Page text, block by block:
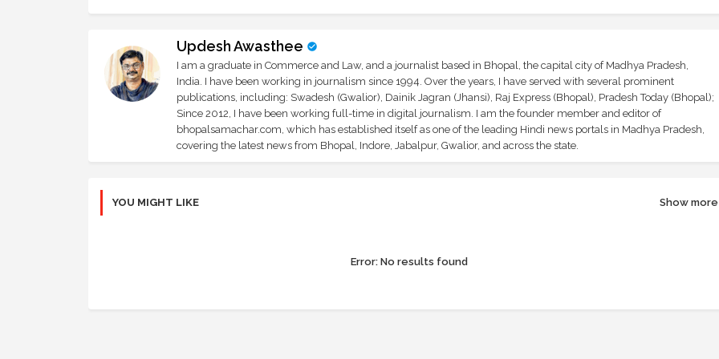
Updesh Awasthee
I am a graduate in Commerce and Law, and a journalist based in Bhopal, the capital city of Madhya Pradesh,
India. I have been working in journalism since 1994. Over the years, I have served with several prominent
publications, including: Swadesh (Gwalior), Dainik Jagran (Jhansi), Raj Express (Bhopal), Pradesh Today (Bhopal);
Since 2012, I have been working full-time in digital journalism. I am the founder member and editor of
bhopalsamachar.com, which has established itself as one of the leading Hindi news portals in Madhya Pradesh,
covering the latest news from Bhopal, Indore, Jabalpur, Gwalior, and across the state.
YOU MIGHT LIKE Show more
Error:No results found